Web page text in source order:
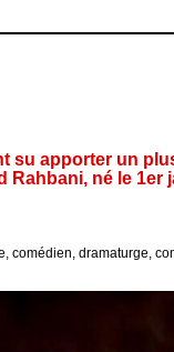
su apporter un
Rahbani, né le 1er
comédien, dramaturge,